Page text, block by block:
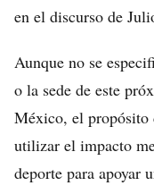
en el discurso de
Aunque no se
o la sede de este
México, el propósito
utilizar el impacto
deporte para apoyar